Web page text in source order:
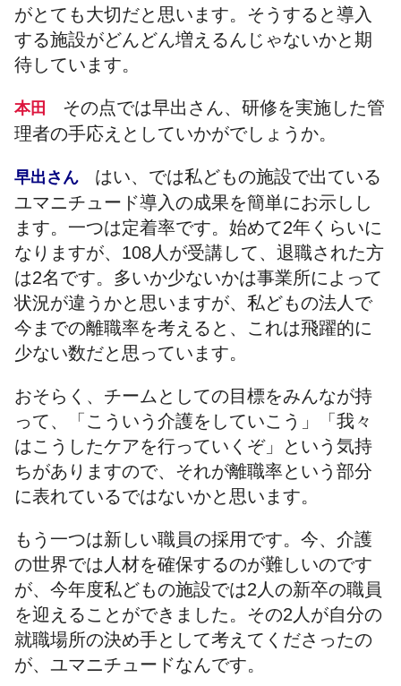
がとても大切だと思います。そうすると導入
する施設がどんどん増えるんじゃないかと期
待しています。
本田 その点では早出さん、研修を実施した管
理者の手応えとしていかがでしょうか。
早出さん はい、では私どもの施設で出ている
ユマニチュード導入の成果を簡単にお示しし
ます。一つは定着率です。始めて2年くらいに
なりますが、108人が受講して、退職された方
は2名です。多いか少ないかは事業所によって
状況が違うかと思いますが、私どもの法人で
今までの離職率を考えると、これは飛躍的に
少ない数だと思っています。
おそらく、チームとしての目標をみんなが持
って、「こういう介護をしていこう」「我々
はこうしたケアを行っていくぞ」という気持
ちがありますので、それが離職率という部分
に表れているではないかと思います。
もう一つは新しい職員の採用です。今、介護
の世界では人材を確保するのが難しいのです
が、今年度私どもの施設では2人の新卒の職員
を迎えることができました。その2人が自分の
就職場所の決め手として考えてくださったの
が、ユマニチュードなんです。